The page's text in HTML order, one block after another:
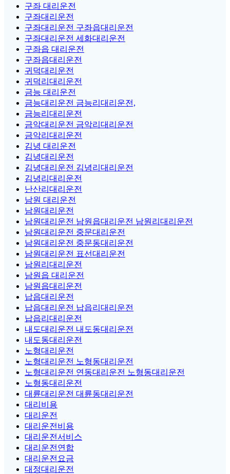
구좌 대리운전
구좌대리운전
구좌대리운전 구좌읍대리운전
구좌대리운전 세화대리운전
구좌읍 대리운전
구좌읍대리운전
귀덕대리운전
귀덕리대리운전
금능 대리운전
금능대리운전 금능리대리운전,
금능리대리운전
금악대리운전 금악리대리운전
금악리대리운전
김녕 대리운전
김녕대리운전
김녕대리운전 김녕리대리운전
김녕리대리운전
난산리대리운전
남원 대리운전
남원대리운전
남원대리운전 남원읍대리운전 남원리대리운전
남원대리운전 중문대리운전
남원대리운전 중문동대리운전
남원대리운전 표선대리운전
남원리대리운전
남원읍 대리운전
남원읍대리운전
납읍대리운전
납읍대리운전 납읍리대리운전
납읍리대리운전
내도대리운전 내도동대리운전
내도동대리운전
노형대리운전
노형대리운전 노형동대리운전
노형대리운전 연동대리운전 노형동대리운전
노형동대리운전
대륜대리운전 대륜동대리운전
대리비용
대리운전
대리운전비용
대리운전서비스
대리운전연합
대리운전요금
대정대리운전